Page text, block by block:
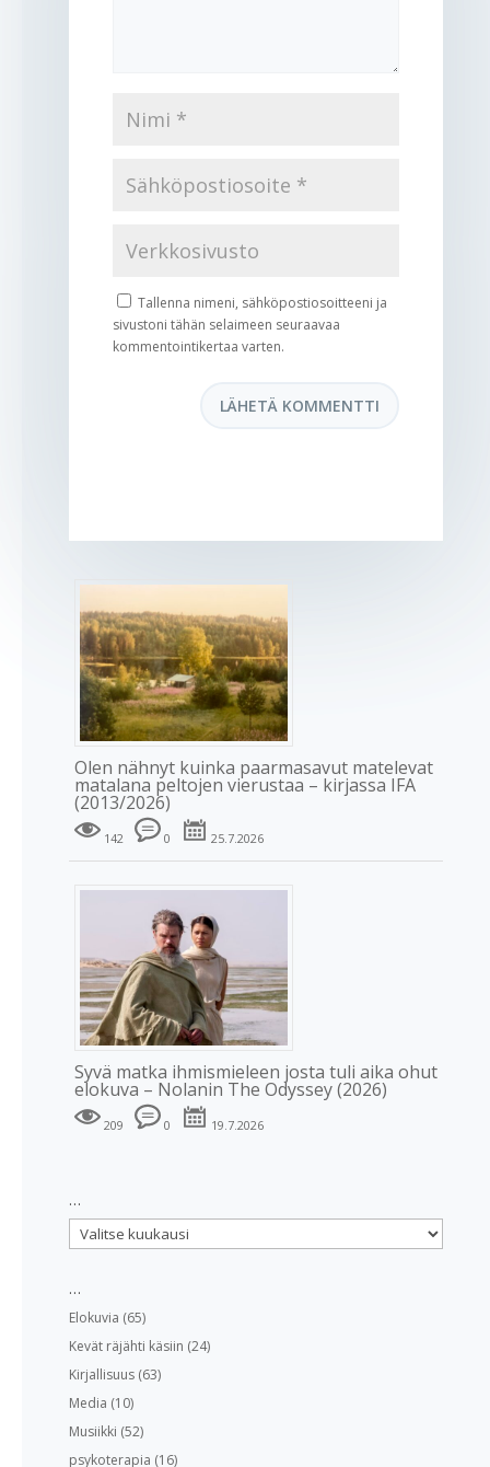
Tallenna nimeni, sähköpostiosoitteeni ja
sivustoni tähän selaimeen seuraavaa
kommentointikertaa varten.
Olen nähnyt kuinka paarmasavut matelevat
matalana peltojen vierustaa – kirjassa IFA
(2013/2026)
142 0 25.7.2026
Syvä matka ihmismieleen josta tuli aika ohut
elokuva – Nolanin The Odyssey (2026)
209 0 19.7.2026
…
…
Elokuvia (65)
Kevät räjähti käsiin (24)
Kirjallisuus(63)
Media (10)
Musiikki (52)
psykoterapia (16)